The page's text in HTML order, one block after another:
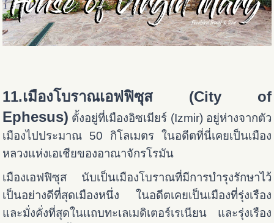
11.เมืองโบราณเอฟฟิซุส (City of
Ephesus) ตั้งอยู่ที่เมืองอิซเมียร์ (Izmir) อยู่ห่างจากตัว
เมืองไปประมาณ 50 กิโลเมตร ในอดีตที่นี่เคยเป็นเมือง
หลวงแห่งเอเชียของอาณาจักรโรมัน
เมืองเอฟฟิซุส นับเป็นเมืองโบราณที่มีการบำรุงรักษาไว้
เป็นอย่างดีที่สุดเมืองหนึ่ง ในอดีตเคยเป็นเมืองที่รุ่งเรือง
และมั่งคั่งที่สุดในเเถบทะเลเมดิเตอร์เรเนียน และรุ่งเรือง